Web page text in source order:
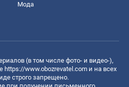
Мода
(в том числе фото- и видео-),
https://www.obozrevatel.com и на всех
строго запрещено.